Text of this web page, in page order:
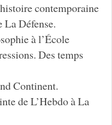
contemporaine
La Défense.
à l’École
Des temps
Continent.
de L’Hebdo à La